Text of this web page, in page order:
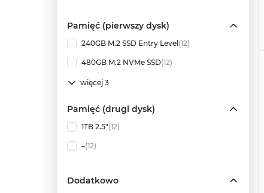
Pamięć (pierwszy dysk)
240GB M.2 SSD Entry Level (12)
480GB M.2 NVMe SSD(12)
więcej 3
Pamięć (drugi dysk)
1TB 2.5"(12)
–(12)
Dodatkowo